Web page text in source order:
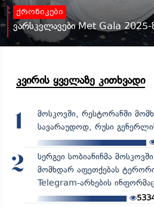
ქრონიკები
ვარსკვლავები Met Gala
კვირის ყველაზე კითხვადი
1
მოსკოვში, რესტორანში
სავარაუდოდ, რუსი
2
სერგეი სობიანინმა
მომხდარ აფეთქებას
Telegram-არხების